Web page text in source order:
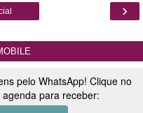
›
pelo WhatsApp! Clique no
para receber: